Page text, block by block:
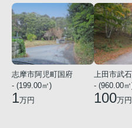
志摩市阿児町国府
- (199.00㎡)
1万円
上田市武
- (960.00
100万円